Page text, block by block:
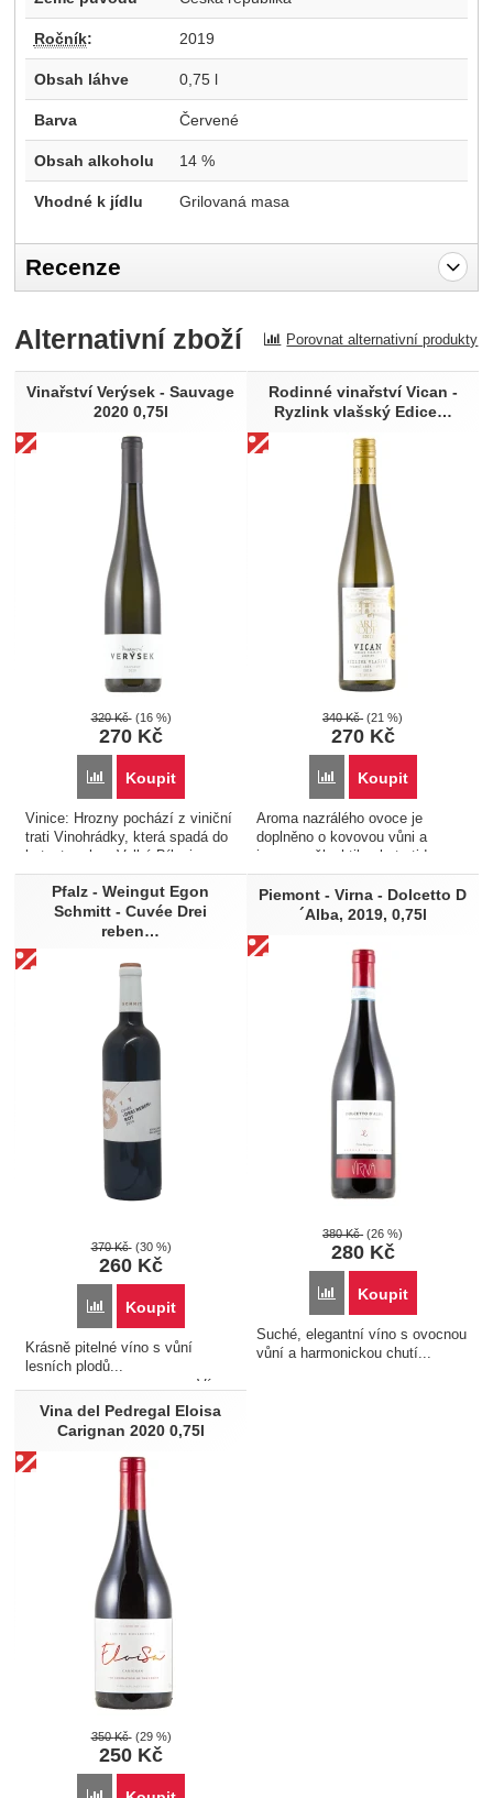
Ročník: 2019
Obsah láhve 0,75 l
Barva Červené
Obsah alkoholu 14 %
Vhodné k jídlu Grilovaná masa
Recenze
Recenze
Nebyla přidána žádná recenze.
Alternativní zboží Porovnat alternativní produkty
Vinařství Verýsek - Sauvage
2020 0,75l
320Kč (16 %)
270 Kč
Porovnat
Koupit
Vinice: Hrozny pochází z viniční
trati Vinohrádky, která spadá do
katastru obce Velké Bílovice.
Výroba: Fermentace hroznů i
následné zrání probíhalo v 500
litrových francouzských
dubových sudech (8…
Rodinné vinařství Vican -
Ryzlink vlašský Edice…
340Kč (21 %)
270 Kč
Porovnat
Koupit
Aroma nazrálého ovoce je
doplněno o kovovou vůni a
jemnou ušlechtilou botrytidu.
Víno je nádherně pitelné a
perfektně doplní candáta na
kmíně. Kupte a dejte nám vědět,
Pfalz - Weingut Egon
Schmitt - Cuvée Drei
reben…
370Kč (30 %)
260 Kč
Porovnat
Koupit
Krásně pitelné víno s vůní
lesních plodů...
Víno
je též možné zakoupit v rámci
zvýhodněného balíčku 5+1
zdarma
Piemont - Virna - Dolcetto D
´Alba, 2019, 0,75l
380Kč (26 %)
280 Kč
Porovnat
Koupit
Suché, elegantní víno s ovocnou
vůní a harmonickou chutí...
Vina del Pedregal Eloisa
Carignan 2020 0,75l
350Kč (29 %)
250 Kč